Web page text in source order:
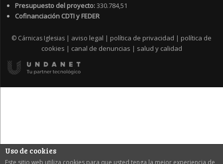
Presupuesto del proyecto:330.784,51
Cofinanciación CDTI y FEDER
© Cárnicas Iglesias | aviso legal política de privacidad
política de
cookies
canal de denuncias salud y calidad
Uso de cookies
Este sitio web utiliza cookies para que usted tenga la mejor experiencia de